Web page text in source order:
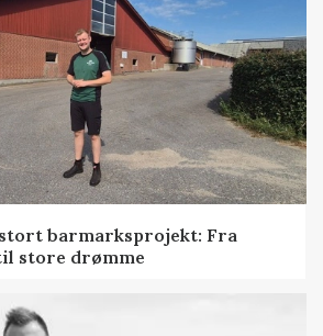
barmarksprojekt: Fra
store drømme